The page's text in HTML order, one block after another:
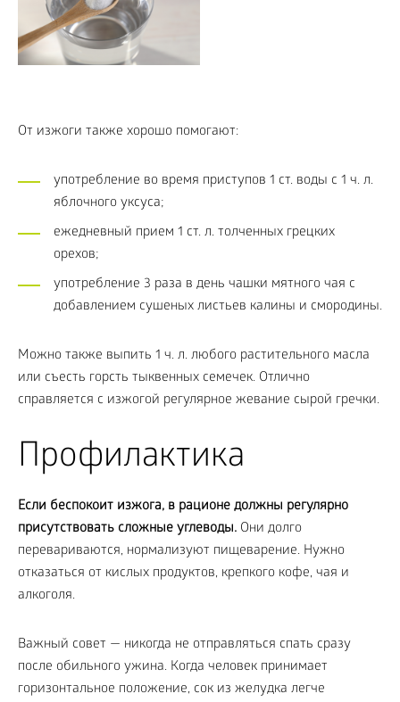
От изжоги также хорошо помогают:
употребление во время приступов 1 ст. воды с 1 ч. л.
яблочного уксуса;
ежедневный прием 1 ст. л. толченных грецких
орехов;
употребление 3 раза в день чашки мятного чая с
добавлением сушеных листьев калины и смородины.
Можно также выпить 1 ч. л. любого растительного масла
или съесть горсть тыквенных семечек. Отлично
справляется с изжогой регулярное жевание сырой гречки.
Профилактика
Если беспокоит изжога, в рационе должны регулярно
присутствовать сложные углеводы. Они долго
перевариваются, нормализуют пищеварение. Нужно
отказаться от кислых продуктов, крепкого кофе, чая и
алкоголя.
Важный совет — никогда не отправляться спать сразу
после обильного ужина. Когда человек принимает
горизонтальное положение, сок из желудка легче